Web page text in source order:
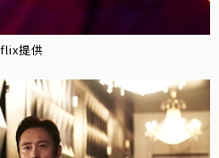
提供